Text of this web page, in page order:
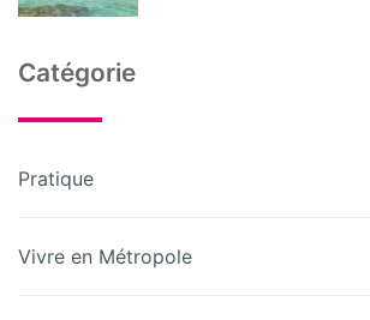
Catégorie
Pratique
Vivre en Métropole